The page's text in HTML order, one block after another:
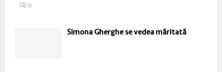
0
Simona Gherghe se vedea măritată